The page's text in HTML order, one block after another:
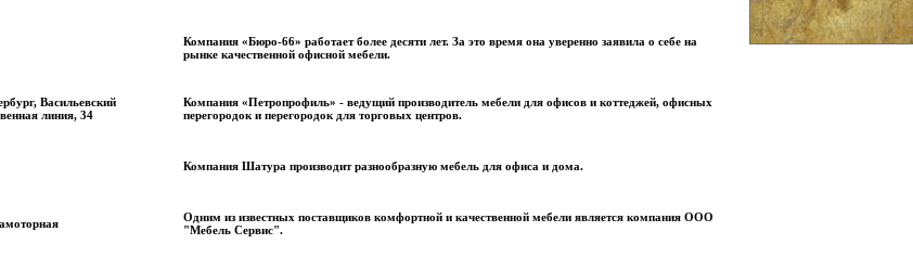
Компания «Бюро-66» работает более десяти лет. За это время она уверенно заявила о себе на
рынке качественной офисной мебели.
Васильевский
линия, 34
Компания «Петропрофиль» - ведущий производитель мебели для офисов и коттеджей, офисных
перегородок и перегородок для торговых центров.
Компания Шатура производит разнообразную мебель для офиса и дома.
Одним из известных поставщиков комфортной и качественной мебели является компания ООО
"Мебель Сервис".